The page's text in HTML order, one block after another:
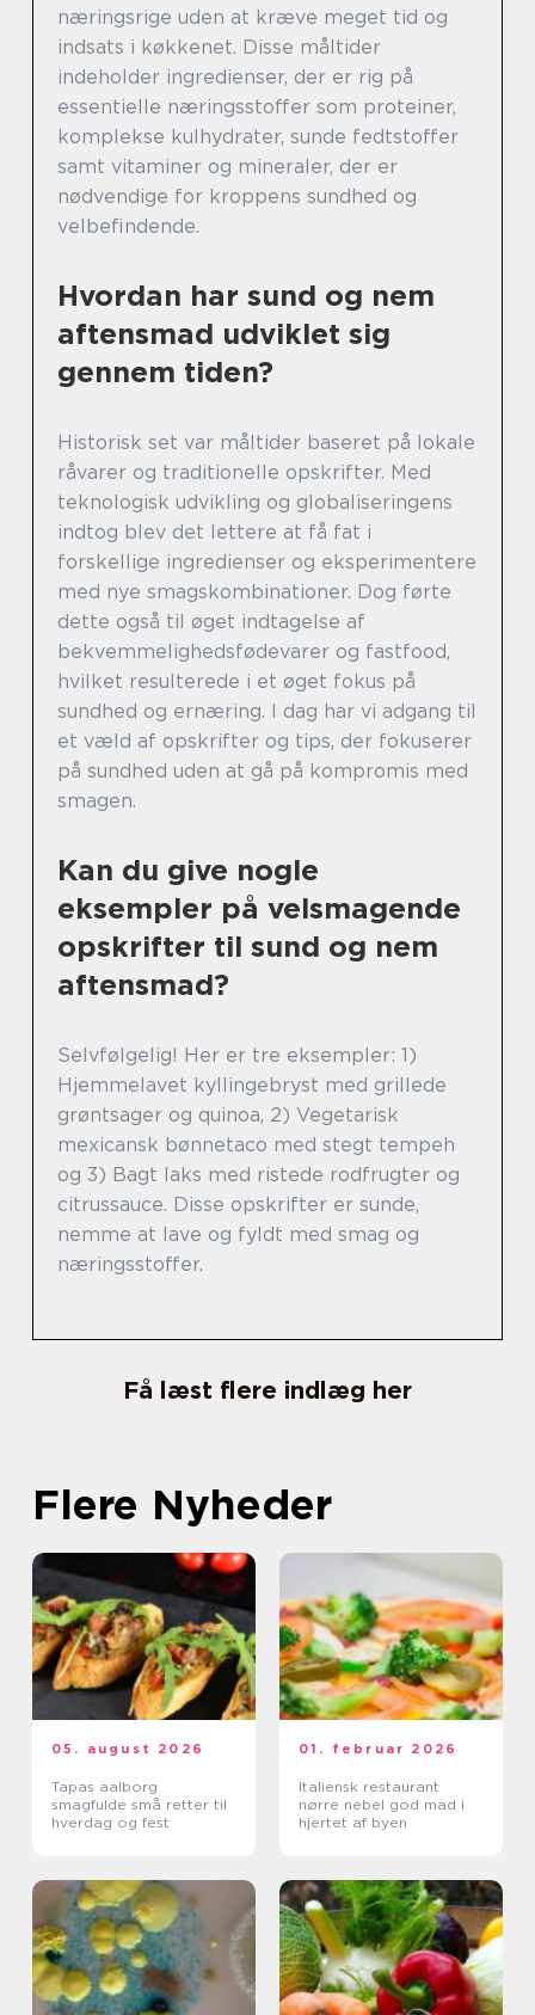
næringsrige uden at kræve meget tid og
indsats i køkkenet. Disse måltider
indeholder ingredienser, der er rig på
essentielle næringsstoffer som proteiner,
komplekse kulhydrater, sunde fedtstoffer
samt vitaminer og mineraler, der er
nødvendige for kroppens sundhed og
velbefindende.
Hvordan har sund og nem
aftensmad udviklet sig
gennem tiden?
Historisk set var måltider baseret på lokale
råvarer og traditionelle opskrifter. Med
teknologisk udvikling og globaliseringens
indtog blev det lettere at få fat i
forskellige ingredienser og eksperimentere
med nye smagskombinationer. Dog førte
dette også til øget indtagelse af
bekvemmelighedsfødevarer og fastfood,
hvilket resulterede i et øget fokus på
sundhed og ernæring. I dag har vi adgang til
et væld af opskrifter og tips, der fokuserer
på sundhed uden at gå på kompromis med
smagen.
Kan du give nogle
eksempler på velsmagende
opskrifter til sund og nem
aftensmad?
Selvfølgelig! Her er tre eksempler: 1)
Hjemmelavet kyllingebryst med grillede
grøntsager og quinoa, 2) Vegetarisk
mexicansk bønnetaco med stegt tempeh
og 3) Bagt laks med ristede rodfrugter og
citrussauce. Disse opskrifter er sunde,
nemme at lave og fyldt med smag og
næringsstoffer.
Få læst flere indlæg her
Flere Nyheder
05. august 2026
Tapas aalborg
smagfulde små retter til
hverdag og fest
01. februar 2026
Italiensk restaurant
nørre nebel god mad i
hjertet af byen